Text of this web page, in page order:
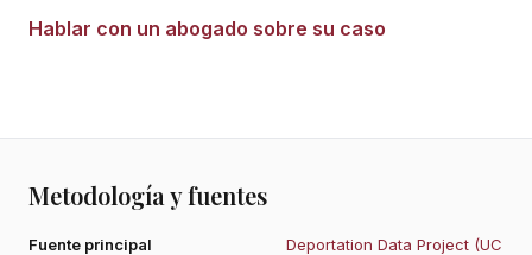
Hablar con un abogado sobre su caso
Metodología y fuentes
Fuente principal
Deportation Data Project (UC